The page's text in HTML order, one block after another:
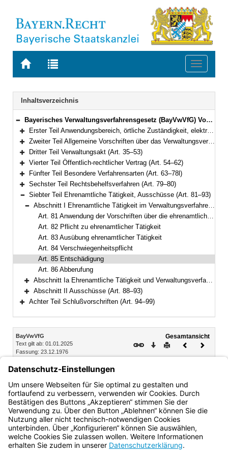
Zur
BAYERN.RECHT
Zur
letzten
Suche
Toggle
Navigation
Inhaltsverzeichnis
Bereich reduzieren
Bayerisches Verwaltungsverfahrensgesetz (BayVwVfG) Vom 23. Dezember 1976 (BayRS II S. 213) BayRS 2010-1-I (Art. 1–99)
Bereich erweitern
Erster Teil Anwendungsbereich, örtliche Zuständigkeit, elektronische Kommunikation, Amtshilfe, europäische Verwaltungszusammenarbeit (Art. 1–8e)
Bereich erweitern
Zweiter Teil Allgemeine Vorschriften über das Verwaltungsverfahren (Art. 9–34)
Bereich erweitern
Dritter Teil Verwaltungsakt (Art. 35–53)
Bereich erweitern
Vierter Teil Öffentlich-rechtlicher Vertrag (Art. 54–62)
Bereich erweitern
Fünfter Teil Besondere Verfahrensarten (Art. 63–78l)
Bereich erweitern
Sechster Teil Rechtsbehelfsverfahren (Art. 79–80)
Bereich reduzieren
Siebter Teil Ehrenamtliche Tätigkeit, Ausschüsse (Art. 81–93)
Bereich reduzieren
Abschnitt I Ehrenamtliche Tätigkeit im Verwaltungsverfahren (Art. 81–86)
Art. 81 Anwendung der Vorschriften über die ehrenamtliche Tätigkeit im Verwaltungsverfahren
Art. 82 Pflicht zu ehrenamtlicher Tätigkeit
Art. 83 Ausübung ehrenamtlicher Tätigkeit
Art. 84 Verschwiegenheitspflicht
Art. 85 Entschädigung
Art. 86 Abberufung
Bereich erweitern
Abschnitt Ia Ehrenamtliche Tätigkeit und Verwaltungsverfahren (Art. 87)
Bereich erweitern
Abschnitt II Ausschüsse (Art. 88–93)
Achter Teil Schlußvorschriften (Art. 94–99)
Inhalt
BayVwVfG
Text gilt ab: 01.01.2025
Fassung: 23.12.1976
Gesamtansicht
Download
DruckenVorheriges
Art. 85 Entschädigung
Der ehrenamtlich Tätige hat Anspruch auf Ersatz seiner
notwendigen Auslagen und seines Verdienstausfalls.
Bayern.de
BayernPortal